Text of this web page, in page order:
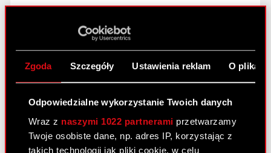
Zgoda Szczegóły Ustawienia reklam O
Odpowiedzialne wykorzystanie Twoich danych
Wraz z naszymi 1022 partnerami przetwarzamy
Twoje osobiste dane, np. adres IP, korzystając z
takich technologii jak pliki cookie, w celu
8 września 2011
PDF
Wygaśnięcie umowy poręczenia kredytu
spółki zależnej
7 września 2011